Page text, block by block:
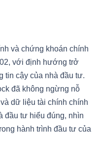
và chứng khoán chính
với định hướng trở
tin cậy của nhà đầu tư.
đã không ngừng nỗ
dữ liệu tài chính chính
đầu tư hiểu đúng, nhìn
hành trình đầu tư của